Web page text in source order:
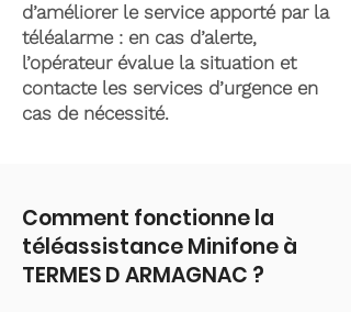
d’améliorer le service apporté par la
téléalarme : en cas d’alerte,
l’opérateur évalue la situation et
contacte les services d’urgence en
cas de nécessité.
Comment fonctionne la
téléassistance Minifone à
TERMES D ARMAGNAC ?